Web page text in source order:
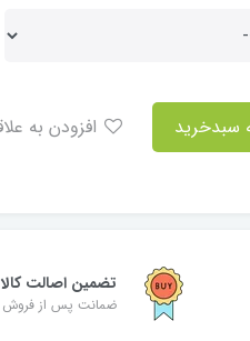
تضمین اصالت کالا
ضمانت پس از فروش